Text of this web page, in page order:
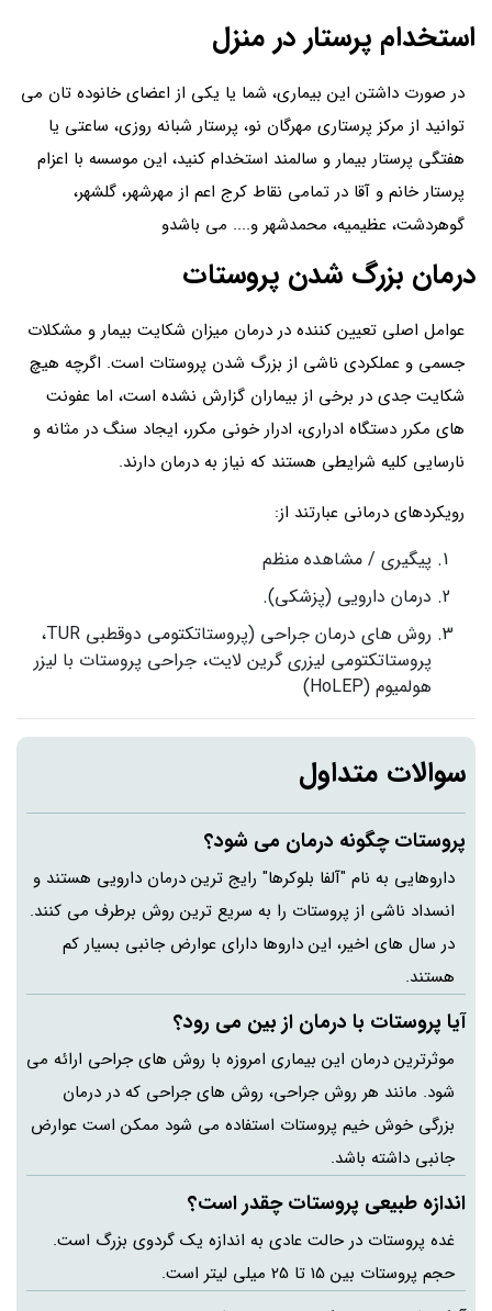
استخدام پرستار در منزل
در صورت داشتن این بیماری، شما یا یکی از اعضای خانوده تان می
توانید از مرکز پرستاری مهرگان نو، پرستار شبانه روزی، ساعتی یا
هفتگی پرستار بیمار و سالمند استخدام کنید، این موسسه با اعزام
پرستار خانم و آقا در تمامی نقاط کرج اعم از مهرشهر، گلشهر،
گوهردشت، عظیمیه، محمدشهر و.... می باشدو
درمان بزرگ شدن پروستات
عوامل اصلی تعیین کننده در درمان میزان شکایت بیمار و مشکلات
جسمی و عملکردی ناشی از بزرگ شدن پروستات است. اگرچه هیچ
شکایت جدی در برخی از بیماران گزارش نشده است، اما عفونت
های مکرر دستگاه ادراری، ادرار خونی مکرر، ایجاد سنگ در مثانه و
نارسایی کلیه شرایطی هستند که نیاز به درمان دارند.
رویکردهای درمانی عبارتند از:
پیگیری / مشاهده منظم
درمان دارویی (پزشکی).
روش های درمان جراحی (پروستاتکتومی دوقطبی TUR،
پروستاتکتومی لیزری گرین لایت، جراحی پروستات با لیزر
هولمیوم (HoLEP)
سوالات متداول
پروستات چگونه درمان می شود؟
داروهایی به نام "آلفا بلوکرها" رایج ترین درمان دارویی هستند و
انسداد ناشی از پروستات را به سریع ترین روش برطرف می کنند.
در سال های اخیر، این داروها دارای عوارض جانبی بسیار کم
هستند.
آیا پروستات با درمان از بین می رود؟
موثرترین درمان این بیماری امروزه با روش های جراحی ارائه می
شود. مانند هر روش جراحی، روش های جراحی که در درمان
بزرگی خوش خیم پروستات استفاده می شود ممکن است عوارض
جانبی داشته باشد.
اندازه طبیعی پروستات چقدر است؟
غده پروستات در حالت عادی به اندازه یک گردوی بزرگ است.
حجم پروستات بین 15 تا 25 میلی لیتر است.